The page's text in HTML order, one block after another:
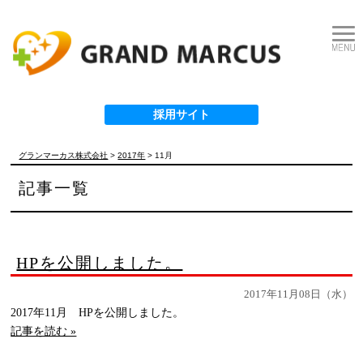
採用サイト
グランマーカス株式会社 >2017年 >11月
記事一覧
HPを公開しました。
2017年11月08日（水）
2017年11月 HPを公開しました。
記事を読む »